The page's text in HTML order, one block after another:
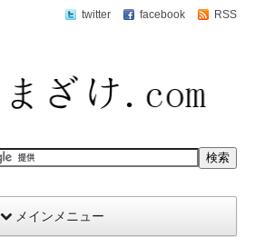
twitter facebook RSS
メインメニュー